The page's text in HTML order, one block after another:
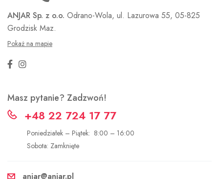
ANJAR Sp. z o.o. Odrano-Wola, ul. Lazurowa 55, 05-825
Grodzisk Maz.
Pokaż na mapie
Masz pytanie? Zadzwoń!
+48 22 724 17 77
Poniedziałek – Piątek: 8:00 – 16:00
Sobota: Zamknięte
anjar@anjar.pl